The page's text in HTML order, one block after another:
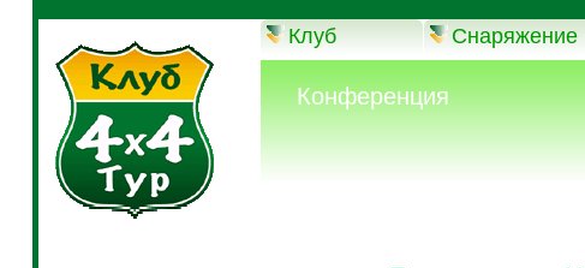
Клуб Снаряжение
Конференция